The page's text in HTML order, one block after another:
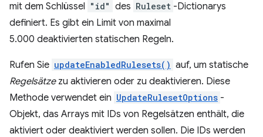
mit dem Schlüssel "id" des Ruleset -Dictionarys
definiert. Es gibt ein Limit von maximal
5.000 deaktivierten statischen Regeln.
Rufen Sie updateEnabledRulesets() auf, um statische
Regelsätzezu aktivieren oder zu deaktivieren. Diese
Methode verwendet ein UpdateRulesetOptions -
Objekt, das Arrays mit IDs von Regelsätzen enthält, die
aktiviert oder deaktiviert werden sollen. Die IDs werden